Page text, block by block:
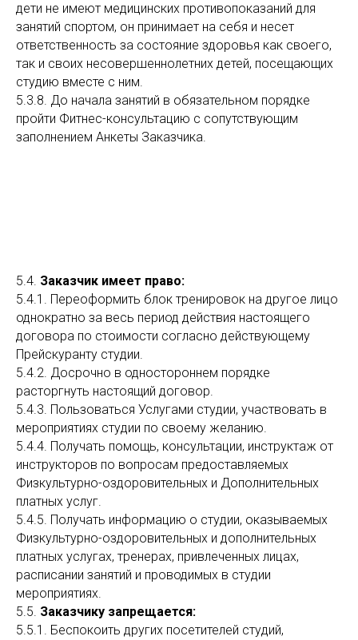
дети не имеют медицинских противопоказаний для
занятий спортом, он принимает на себя и несет
ответственность за состояние здоровья как своего,
так и своих несовершеннолетних детей, посещающих
студию вместе с ним.
5.3.8. До начала занятий в обязательном порядке
пройти Фитнес-консультацию с сопутствующим
заполнением Анкеты Заказчика.
5.4. Заказчик имеет право:
5.4.1. Переоформить блок тренировок на другое лицо
однократно за весь период действия настоящего
договора по стоимости согласно действующему
Прейскуранту студии.
5.4.2. Досрочно в одностороннем порядке
расторгнуть настоящий договор.
5.4.3. Пользоваться Услугами студии, участвовать в
мероприятиях студии по своему желанию.
5.4.4. Получать помощь, консультации, инструктаж от
инструкторов по вопросам предоставляемых
Физкультурно-оздоровительных и Дополнительных
платных услуг.
5.4.5. Получать информацию о студии, оказываемых
Физкультурно-оздоровительных и дополнительных
платных услугах, тренерах, привлеченных лицах,
расписании занятий и проводимых в студии
мероприятиях.
5.5. Заказчику запрещается:
5.5.1. Беспокоить других посетителей студий,